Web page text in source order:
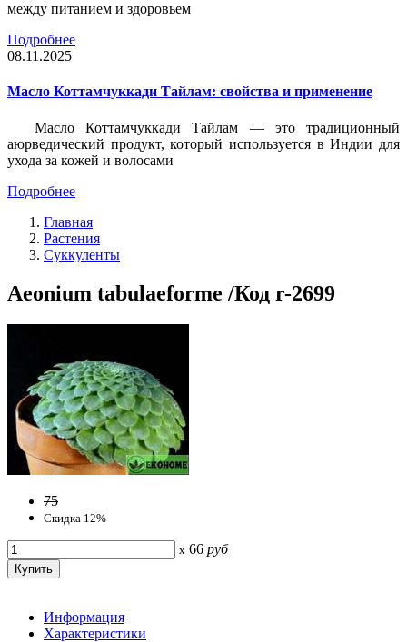
между питанием и здоровьем
Подробнее
08.11.2025
Масло Коттамчуккади Тайлам: свойства и применение
Масло Коттамчуккади Тайлам — это традиционный
аюрведический продукт, который используется в Индии для
ухода за кожей и волосами
Подробнее
Главная
Растения
Суккуленты
Aeonium tabulaeforme /Код r-2699
75
Скидка 12%
x 66 руб
Информация
Характеристики